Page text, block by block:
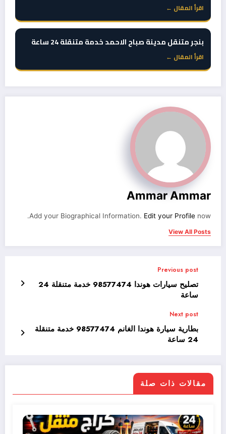
اقرأ المقال ←
بنجر متنقل مدينة صباح الاحمد خدمة متنقلة 24 ساعة
اقرأ المقال ←
Ammar Ammar
Add your Biographical Information. Edit your Profile now.
View All Posts
Previous post
تصليح سيارات هوندا 98577474 خدمة متنقلة 24
ساعة
Next post
بطارية سيارة هوندا الغانم 98577474 خدمة متنقلة
24 ساعة
مقالات ذات صلة